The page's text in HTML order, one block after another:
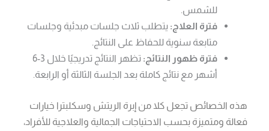
للشمس.
فترة العلاج: يتطلب ثلاث جلسات مبدئية وجلسات
متابعة سنوية للحفاظ على النتائج.
فترة ظهور النتائج:
تظهر النتائج تدريجيًا خلال 3-6
أشهر مع نتائج كاملة بعد الجلسة الثالثة أو الرابعة.
هذه الخصائص تجعل كلا من إبرة الريتش وسكلبترا خيارات
فعالة ومتميزة بحسب الاحتياجات الجمالية والعلاجية للأفراد،